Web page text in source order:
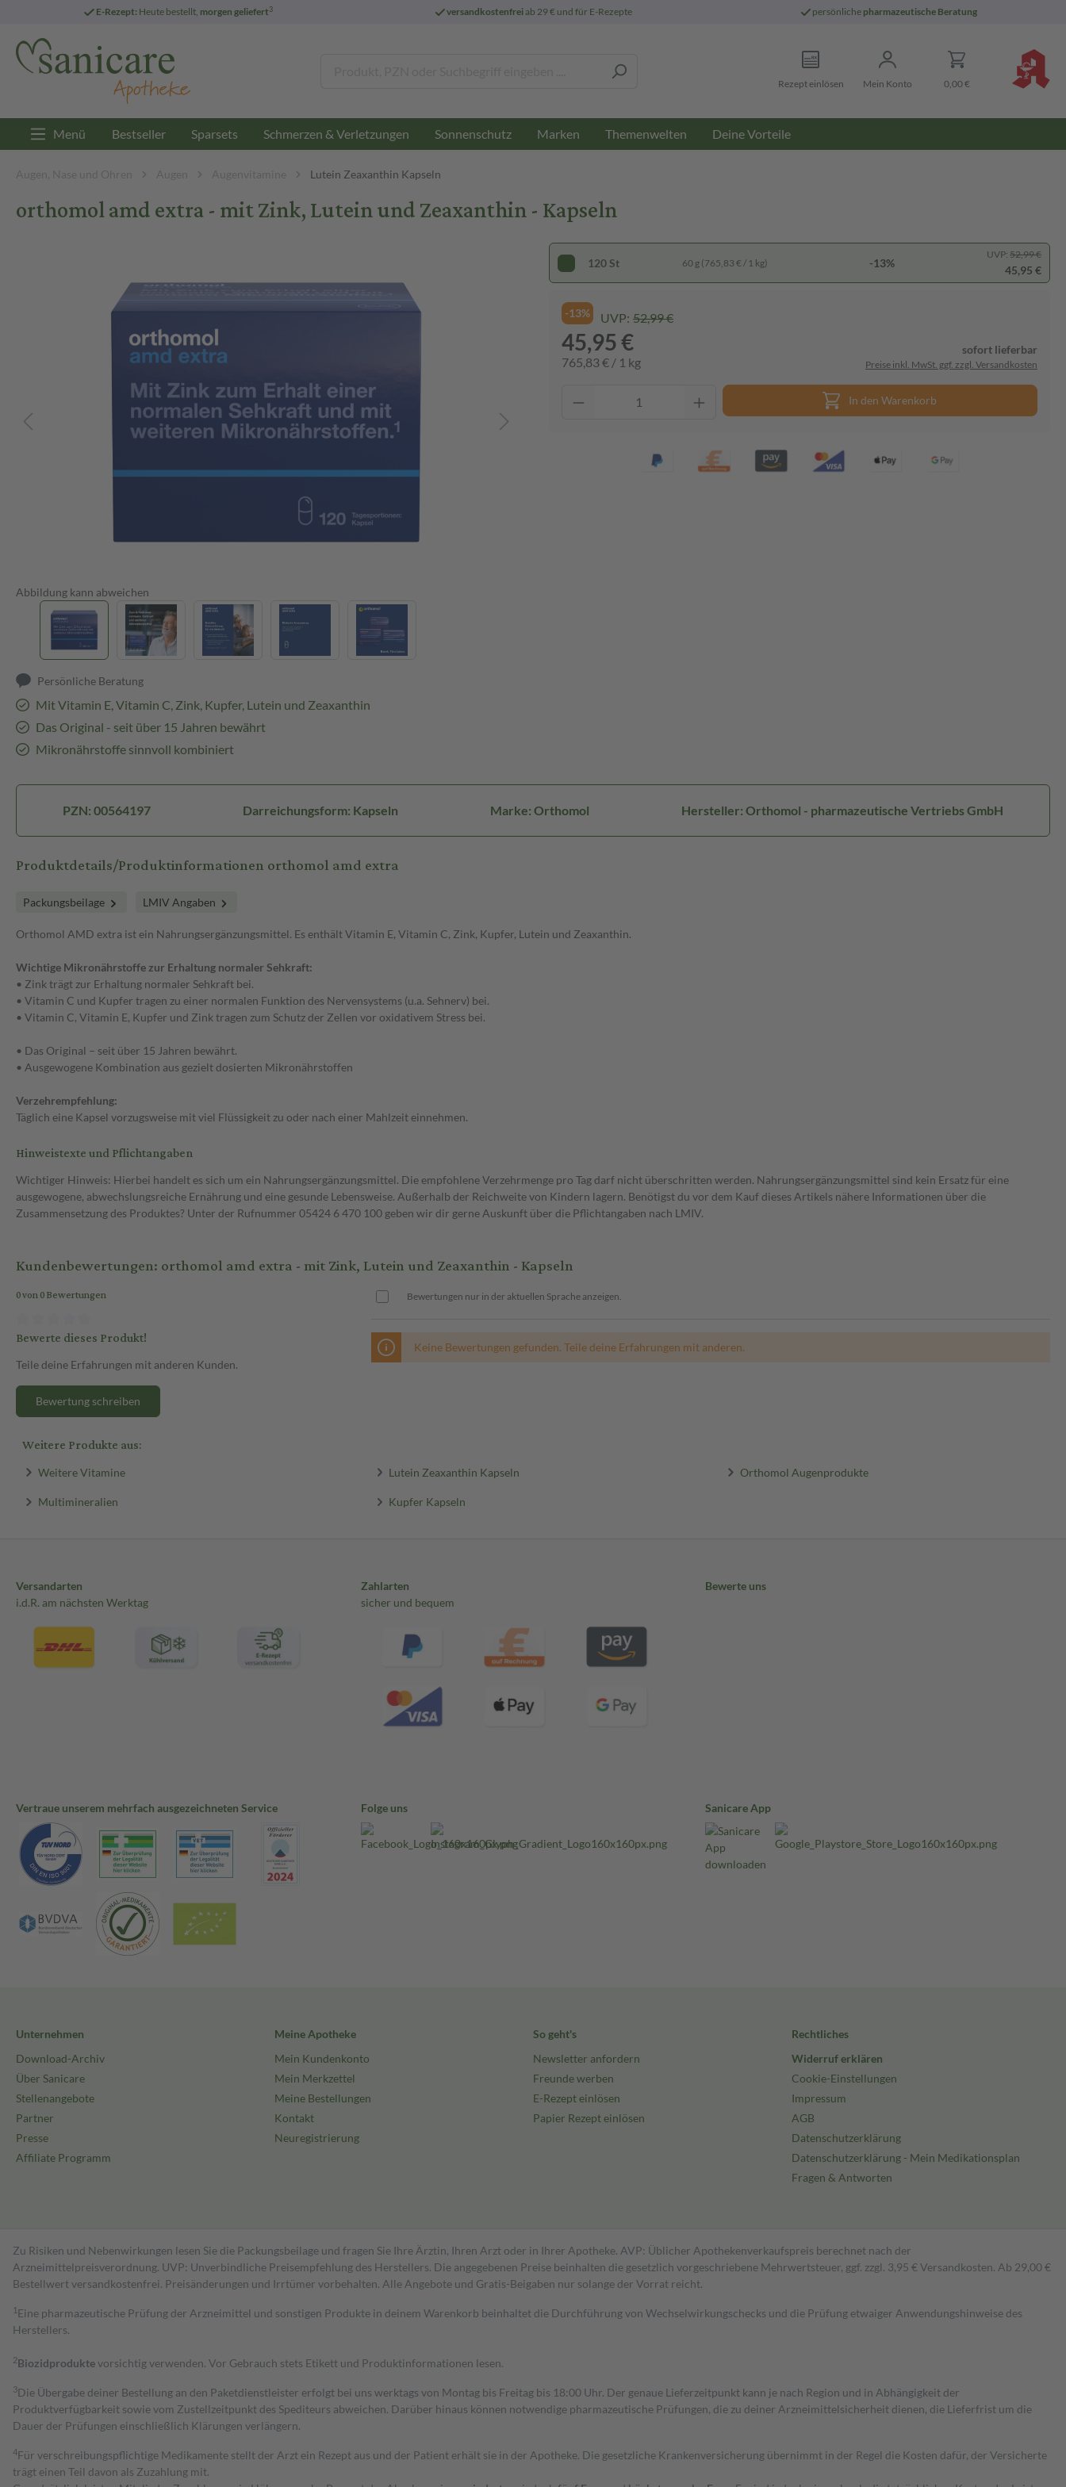
E-Rezept: Heute bestellt, morgen geliefert3 versandkostenfreiab 29 € und für E-Rezepte persönliche pharmazeutische Beratung
Rezept einlösen Mein Konto 0,00 €
Menü Bestseller Sparsets Schmerzen & Verletzungen Sonnenschutz Marken Themenwelten Deine Vorteile
Augen, Nase und Ohren Augen Augenvitamine Lutein Zeaxanthin Kapseln
orthomol amd extra - mit Zink, Lutein und Zeaxanthin - Kapseln
Abbildung kann abweichen
Persönliche Beratung
Mit Vitamin E, Vitamin C, Zink, Kupfer, Lutein und Zeaxanthin
Das Original - seit über 15 Jahren bewährt
Mikronährstoffe sinnvoll kombiniert
120 St 60 g (765,83 € / 1 kg) -13%
UVP: 52,99 €
45,95 €
-13% UVP: 52,99 €
45,95 €
765,83 € / 1 kg
sofort lieferbar
Preise inkl. MwSt. ggf. zzgl. Versandkosten
In den Warenkorb
PZN: 00564197 Darreichungsform: Kapseln Marke: Orthomol Hersteller: Orthomol - pharmazeutische Vertriebs GmbH
Produktdetails/Produktinformationen orthomol amd extra
Packungsbeilage LMIV Angaben
Orthomol AMD extra ist ein Nahrungsergänzungsmittel. Es enthält Vitamin E, Vitamin C, Zink, Kupfer, Lutein und Zeaxanthin.
Wichtige Mikronährstoffe zur Erhaltung normaler Sehkraft:
• Zink trägt zur Erhaltung normaler Sehkraft bei.
• Vitamin C und Kupfer tragen zu einer normalen Funktion des Nervensystems (u.a. Sehnerv) bei.
• Vitamin C, Vitamin E, Kupfer und Zink tragen zum Schutz der Zellen vor oxidativem Stress bei.
• Das Original – seit über 15 Jahren bewährt.
• Ausgewogene Kombination aus gezielt dosierten Mikronährstoffen
Verzehrempfehlung:
Täglich eine Kapsel vorzugsweise mit viel Flüssigkeit zu oder nach einer Mahlzeit einnehmen.
Hinweistexte und Pflichtangaben
Wichtiger Hinweis: Hierbei handelt es sich um ein Nahrungsergänzungsmittel. Die empfohlene Verzehrmenge pro Tag darf nicht überschritten werden. Nahrungsergänzungsmittel sind kein Ersatz für eine
ausgewogene, abwechslungsreiche Ernährung und eine gesunde Lebensweise. Außerhalb der Reichweite von Kindern lagern. Benötigst du vor dem Kauf dieses Artikels nähere Informationen über die
Zusammensetzung des Produktes? Unter der Rufnummer 05424 6 470 100 geben wir dir gerne Auskunft über die Pflichtangaben nach LMIV.
Kundenbewertungen: orthomol amd extra - mit Zink, Lutein und Zeaxanthin - Kapseln
0 von 0 Bewertungen
Bewerte dieses Produkt!
Teile deine Erfahrungen mit anderen Kunden.
Bewertung schreiben
Bewertungen nur in der aktuellen Sprache anzeigen.
Keine Bewertungen gefunden. Teile deine Erfahrungen mit anderen.
Weitere Produkte aus:
Weitere Vitamine Lutein Zeaxanthin Kapseln Orthomol Augenprodukte
Multimineralien Kupfer Kapseln
Versandarten
i.d.R. am nächsten Werktag
Zahlarten
sicher und bequem
Bewerte uns
Vertraue unserem mehrfach ausgezeichneten Service Folge uns Sanicare App
Unternehmen
Download-Archiv
Über Sanicare
Stellenangebote
Partner
Presse
Affiliate Programm
Meine Apotheke
Mein Kundenkonto
Mein Merkzettel
Meine Bestellungen
Kontakt
Neuregistrierung
So geht's
Newsletter anfordern
Freunde werben
E-Rezept einlösen
Papier Rezept einlösen
Rechtliches
Widerruf erklären
Cookie-Einstellungen
Impressum
AGB
Datenschutzerklärung
Datenschutzerklärung - Mein Medikationsplan
Fragen & Antworten
Zu Risiken und Nebenwirkungen lesen Sie die Packungsbeilage und fragen Sie Ihre Ärztin, Ihren Arzt oder in Ihrer Apotheke. AVP: Üblicher Apothekenverkaufspreis berechnet nach der
Arzneimittelpreisverordnung. UVP: Unverbindliche Preisempfehlung des Herstellers. Die angegebenen Preise beinhalten die gesetzlich vorgeschriebene Mehrwertsteuer, ggf. zzgl. 3,95 € Versandkosten. Ab 29,00 €
Bestell­wert versand­kosten­frei. Preisänderungen und Irrtümer vorbehalten. Alle Angebote und Gratis-Beigaben nur solange der Vorrat reicht.
1 Eine pharmazeutische Prüfung der Arzneimittel und sonstigen Produkte in deinem Warenkorb beinhaltet die Durchführung von Wechselwirkungschecks und die Prüfung etwaiger Anwendungshinweise des
Herstellers.
2Biozidproduktevorsichtig verwenden. Vor Gebrauch stets Etikett und Produktinformationen lesen.
3Die Übergabe deiner Bestellung an den Paketdienstleister erfolgt bei uns werktags von Montag bis Freitag bis 18:00 Uhr. Der genaue Lieferzeitpunkt kann je nach Region und in Abhängigkeit der
Produktverfügbarkeit sowie vom Zustellzeitpunkt des Spediteurs abweichen. Darüber hinaus können notwendige pharmazeutische Prüfungen, die zu deiner Arzneimittelsicherheit dienen, die Lieferfrist um die
Dauer der Prüfungen einschließlich Klärungen verlängern.
4Für verschreibungspflichtige Medikamente stellt der Arzt ein Rezept aus und der Patient erhält sie in der Apotheke. Die gesetzliche Krankenversicherung übernimmt in der Regel die Kosten dafür, der Versicherte
trägt einen Teil davon als Zuzahlung mit.